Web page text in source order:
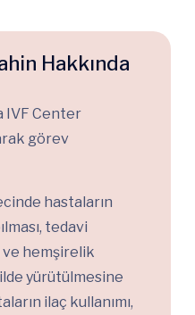
Hakkında
IVF Center
görev
hastaların
tedavi
ve hemşirelik
yürütülmesine
ilaç kullanımı,